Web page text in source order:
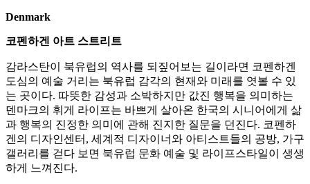
Denmark
코펜하겐 아트 스트리트
감라스탄이 북유럽의 역사를 되짚어보는 길이라면 코펜하겐
도심의 예술 거리는 북유럽 감각의 현재와 미래를 엿볼 수 있
는 곳이다. 따뜻한 감성과 소박하지만 값진 행복을 의미하는
덴마크의 휘게 라이프는 바쁘게 살아온 한국의 시니어에게 삶
과 행복의 진정한 의미에 관해 진지한 질문을 던진다. 코펜하
겐의 디자인센터, 세계적 디자이너와 아티스트들의 공방, 가구
갤러리를 걷다 보면 북유럽 문화 예술 및 라이프스타일이 생생
하게 느껴진다.